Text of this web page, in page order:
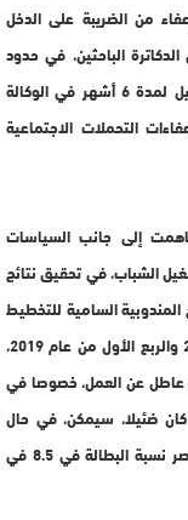
أجر 10000 درهم عوض 6000، والإعفاء من الضريبة على الدخل
الباحثين، في حدود
6000 درهم شهريا لمدة 24 شهرا، وإلغاء شرط التسجيل لمدة 6 أشهر في الوكالة
التحملات الاجتماعية
إلى جانب السياسات
الشباب، في تحقيق نتائج
السامية للتخطيط
عن تراجع نسبة البطالة ما بين الربع الأول من عام 2018 والربع الأول من عام 2019،
المائة، أي تشغيل ما يناهز 60 إلى 70 ألف عاطل عن العمل، خصوصا في
ضئيلا، سيمكن، في حال
استمراره بهذه الوتيرة، من بلوغ الهدف المتمثل في حصر نسبة البطالة في 8.5 في